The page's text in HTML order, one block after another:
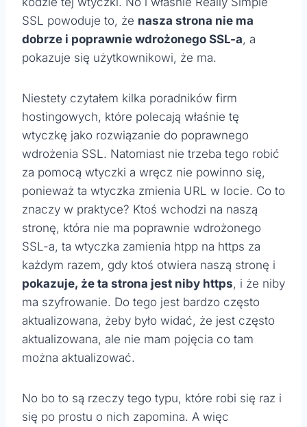
SSL powoduje to, że nasza strona nie ma
dobrze i poprawnie wdrożonego SSL-a, a
pokazuje się użytkownikowi, że ma.
Niestety czytałem kilka poradników firm
hostingowych, które polecają właśnie tę
wtyczkę jako rozwiązanie do poprawnego
wdrożenia SSL. Natomiast nie trzeba tego robić
za pomocą wtyczki a wręcz nie powinno się,
ponieważ ta wtyczka zmienia URL w locie. Co to
znaczy w praktyce? Ktoś wchodzi na naszą
stronę, która nie ma poprawnie wdrożonego
SSL-a, ta wtyczka zamienia htpp na https za
każdym razem, gdy ktoś otwiera naszą stronę i
pokazuje, że ta strona jest niby https, i że niby
ma szyfrowanie. Do tego jest bardzo często
aktualizowana, żeby było widać, że jest często
aktualizowana, ale nie mam pojęcia co tam
można aktualizować.
No bo to są rzeczy tego typu, które robi się raz i
się po prostu o nich zapomina. A więc